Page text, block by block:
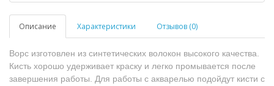
Описание Характеристики Отзывов (0)
Ворс изготовлен из синтетических волокон высокого качества.
Кисть хорошо удерживает краску и легко промывается после
завершения работы. Для работы с акварелью подойдут кисти с